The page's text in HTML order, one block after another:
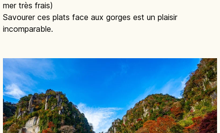
mer très frais)
Savourer ces plats face aux gorges est un plaisir
incomparable.